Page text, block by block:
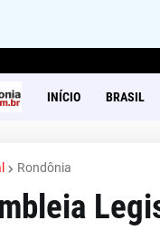
INÍCIO BRASIL
Rondônia